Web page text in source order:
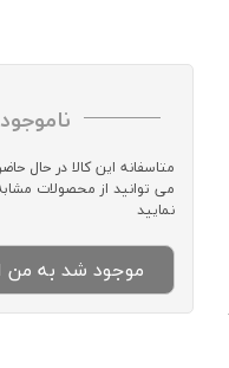
ناموجود
متاسفانه این کالا در حال
می توانید از محصولات
نمایید
موجود شد به من